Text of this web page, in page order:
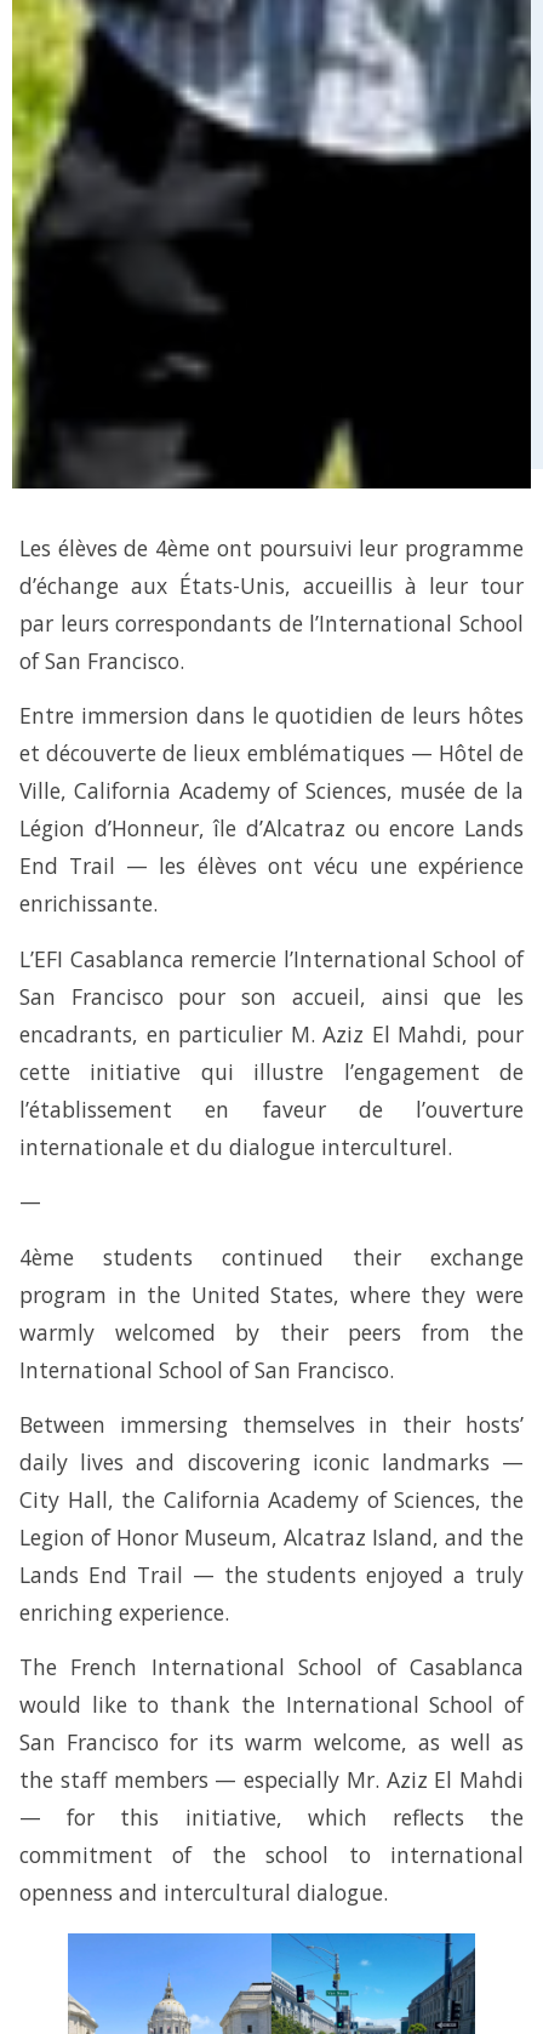
Les élèves de 4ème ont poursuivi leur programme
d’échange aux États-Unis, accueillis à leur tour
par leurs correspondants de l’International School
of San Francisco.
Entre immersion dans le quotidien de leurs hôtes
et découverte de lieux emblématiques — Hôtel de
Ville, California Academy of Sciences, musée de la
Légion d’Honneur, île d’Alcatraz ou encore Lands
End Trail — les élèves ont vécu une expérience
enrichissante.
L’EFI Casablanca remercie l’International School of
San Francisco pour son accueil, ainsi que les
encadrants, en particulier M. Aziz El Mahdi, pour
cette initiative qui illustre l’engagement de
l’établissement en faveur de l’ouverture
internationale et du dialogue interculturel.
—
4ème students continued their exchange
program in the United States, where they were
warmly welcomed by their peers from the
International School of San Francisco.
Between immersing themselves in their hosts’
daily lives and discovering iconic landmarks —
City Hall, the California Academy of Sciences, the
Legion of Honor Museum, Alcatraz Island, and the
Lands End Trail — the students enjoyed a truly
enriching experience.
The French International School of Casablanca
would like to thank the International School of
San Francisco for its warm welcome, as well as
the staff members — especially Mr. Aziz El Mahdi
— for this initiative, which reflects the
commitment of the school to international
openness and intercultural dialogue.